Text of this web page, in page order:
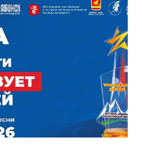
предотвращения
сети
взаимодействие с
ЕДДС и иными службами»,
ГЖИ Ирина
в
слаженно. И
всеми
тепла до конечных